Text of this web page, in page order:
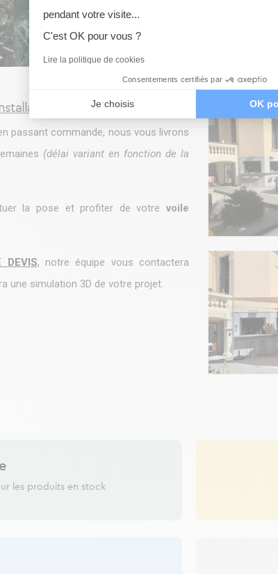
pendant votre visite...
C'est OK pour vous ?
Lire la politique de cookies
Consentements certifiés par
Je choisis OK
passant commande, nous vous livrons
(délai variant en fonction de la
la pose et profiter de votre voile
DEVIS, notre équipe vous contactera
une simulation 3D de votre projet.
les produits en stock